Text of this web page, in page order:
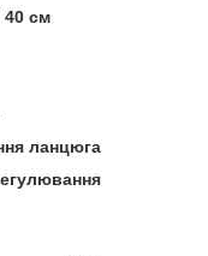
40 см
ланцюга